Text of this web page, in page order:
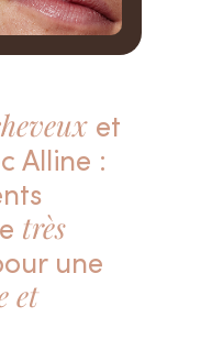
et
Alline :
très
une
et